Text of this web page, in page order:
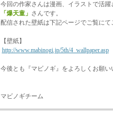
今回の作家さんは漫画、イラストで活躍
「爆天童」 さんです。
配信された壁紙は下記ページでご覧に
【壁紙】
http://www.mabinogi.jp/5th/4_wallpaper.asp
今後とも『マビノギ』をよろしくお願い
マビノギチーム